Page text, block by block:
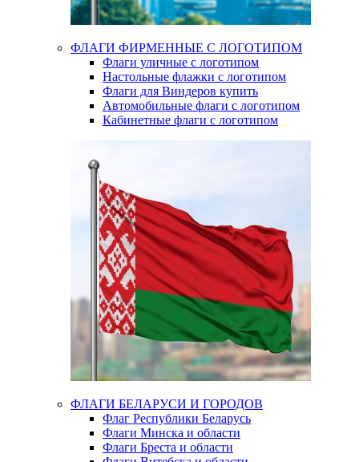
ФЛАГИ ФИРМЕННЫЕ С ЛОГОТИПОМ
Флаги уличные с логотипом
Настольные флажки с логотипом
Флаги для Виндеров купить
Автомобильные флаги с логотипом
Кабинетные флаги с логотипом
ФЛАГИ БЕЛАРУСИ И ГОРОДОВ
Флаг Республики Беларусь
Флаги Минска и области
Флаги Бреста и области